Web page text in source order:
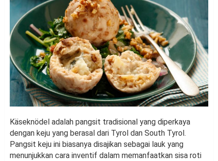
Käseknödel adalah pangsit tradisional yang diperkaya
dengan keju yang berasal dari Tyrol dan South Tyrol.
Pangsit keju ini biasanya disajikan sebagai lauk yang
menunjukkan cara inventif dalam memanfaatkan sisa roti